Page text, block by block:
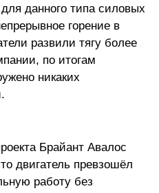
данного типа силовых
горение в
развили тягу более
по итогам
никаких
Брайант Авалос
двигатель превзошёл
работу без